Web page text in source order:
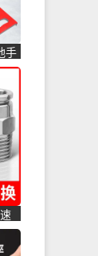
手
水
)
高